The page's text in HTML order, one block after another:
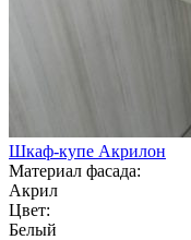
Шкаф-купе Акрилон
Материал фасада:
Акрил
Цвет:
Белый